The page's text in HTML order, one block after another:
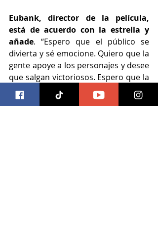
Eubank, director de la película,
está de acuerdo con la estrella y
añade. “Espero que el público se
divierta y sé emocione. Quiero que la
gente apoye a los personajes y desee
que salgan victoriosos. Espero que la
película los sorprenda”.